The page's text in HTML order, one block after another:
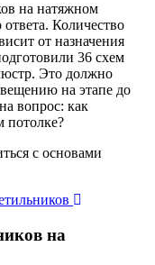
на натяжном
Количество
от назначения
36 схем
Это должно
на этапе до
вопрос: как
потолке?
с основами
на